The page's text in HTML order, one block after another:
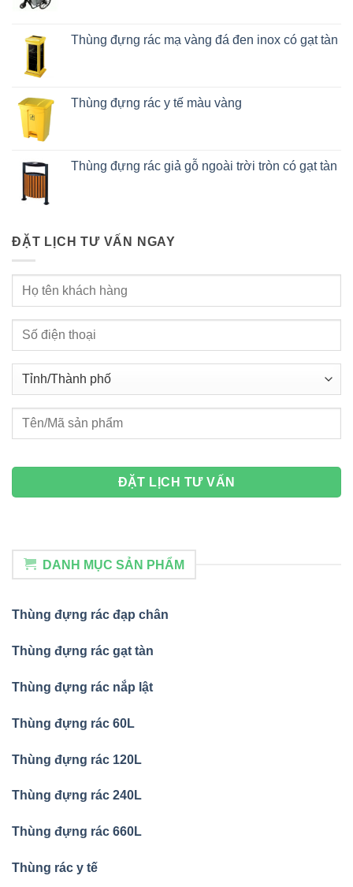
Thùng đựng rác mạ vàng đá đen inox có gạt tàn
Thùng đựng rác y tế màu vàng
Thùng đựng rác giả gỗ ngoài trời tròn có gạt tàn
ĐẶT LỊCH TƯ VẤN NGAY
DANH MỤC SẢN PHẨM
Thùng đựng rác đạp chân
Thùng đựng rác gạt tàn
Thùng đựng rác nắp lật
Thùng đựng rác 60L
Thùng đựng rác 120L
Thùng đựng rác 240L
Thùng đựng rác 660L
Thùng rác y tế